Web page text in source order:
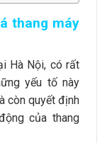
thang máy
Hà Nội, có rất
yếu tố này
còn quyết định
của thang